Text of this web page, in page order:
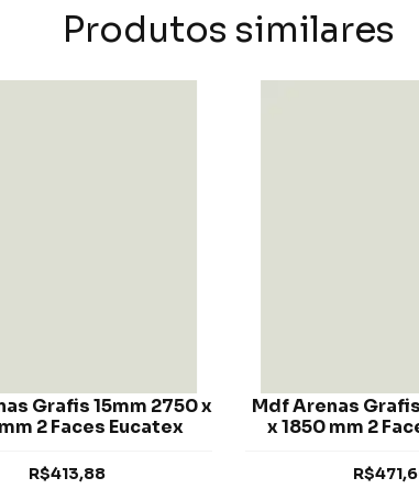
Produtos similares
Grafis 15mm 2750 x
2 Faces Eucatex
R$413,88
Mdf Arenas
x 1850 mm 2